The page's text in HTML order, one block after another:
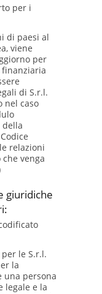
per i
di paesi al
viene
per
finanziaria
di S.r.l.
nel caso
relazioni
venga
giuridiche
le S.r.l.
la
una persona
legale e la